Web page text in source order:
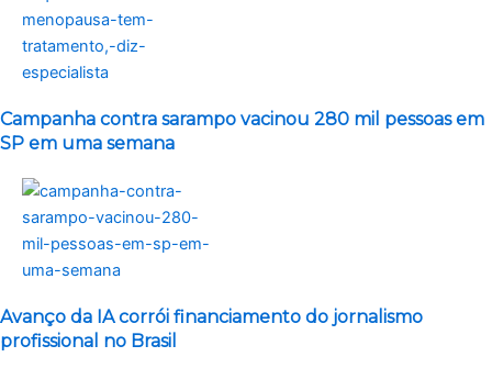
Campanha contra sarampo vacinou 280 mil pessoas em
SP em uma semana
Avanço da IA corrói financiamento do jornalismo
profissional no Brasil